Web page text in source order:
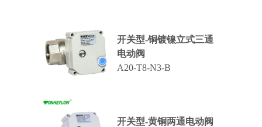
开关型-铜镀镍立式三通
电动阀
A20-T8-N3-B
开关型-黄铜两通电动阀